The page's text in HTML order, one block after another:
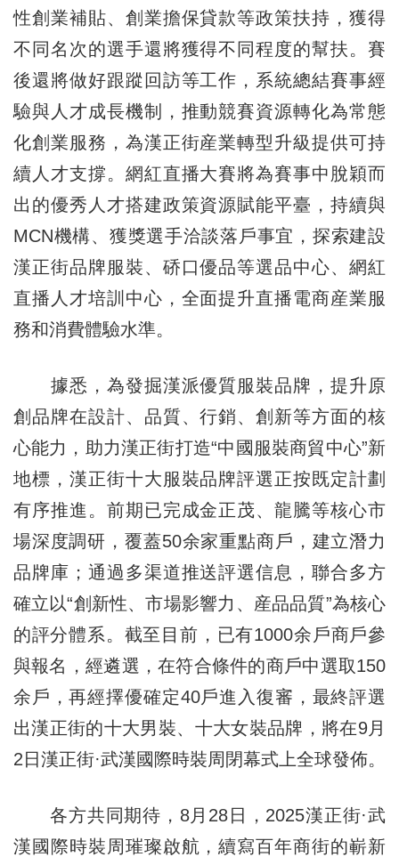
性創業補貼、創業擔保貸款等政策扶持，獲得
不同名次的選手還將獲得不同程度的幫扶。賽
後還將做好跟蹤回訪等工作，系統總結賽事經
驗與人才成長機制，推動競賽資源轉化為常態
化創業服務，為漢正街産業轉型升級提供可持
續人才支撐。網紅直播大賽將為賽事中脫穎而
出的優秀人才搭建政策資源賦能平臺，持續與
MCN機構、獲獎選手洽談落戶事宜，探索建設
漢正街品牌服裝、硚口優品等選品中心、網紅
直播人才培訓中心，全面提升直播電商産業服
務和消費體驗水準。
據悉，為發掘漢派優質服裝品牌，提升原
創品牌在設計、品質、行銷、創新等方面的核
心能力，助力漢正街打造“中國服裝商貿中心”新
地標，漢正街十大服裝品牌評選正按既定計劃
有序推進。前期已完成金正茂、龍騰等核心市
場深度調研，覆蓋50余家重點商戶，建立潛力
品牌庫；通過多渠道推送評選信息，聯合多方
確立以“創新性、市場影響力、産品品質”為核心
的評分體系。截至目前，已有1000余戶商戶參
與報名，經遴選，在符合條件的商戶中選取150
余戶，再經擇優確定40戶進入復審，最終評選
出漢正街的十大男裝、十大女裝品牌，將在9月
2日漢正街·武漢國際時裝周閉幕式上全球發佈。
各方共同期待，8月28日，2025漢正街·武
漢國際時裝周璀璨啟航，續寫百年商街的嶄新